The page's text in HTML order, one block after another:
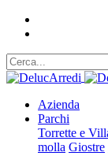
Azienda
Parchi
Torrette e
molla Giostre